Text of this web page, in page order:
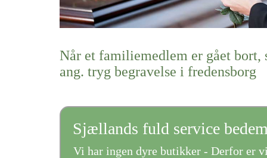
Når et familiemedlem er gået bort,
ang. tryg begravelse i fredensborg
Sjællands fuld service
Vi har ingen dyre butikker - Derfor er